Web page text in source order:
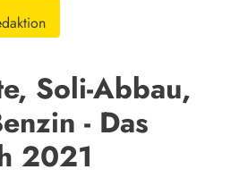
Soli-Abbau,
- Das
2021